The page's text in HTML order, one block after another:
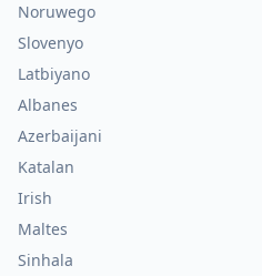
Noruwego
Slovenyo
Latbiyano
Albanes
Azerbaijani
Katalan
Irish
Maltes
Sinhala